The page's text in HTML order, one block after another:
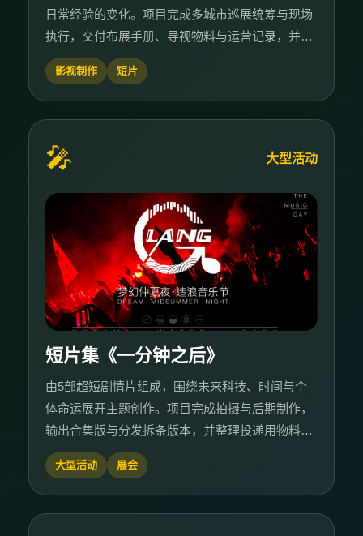
日常经验的变化。项目完成多城市巡展统筹与现场
执行，交付布展手册、导视物料与运营记录，并形
成可复用的巡展执行方案。
影视制作 短片
🎤 大型活动
短片集《一分钟之后》
由5部超短剧情片组成，围绕未来科技、时间与个
体命运展开主题创作。项目完成拍摄与后期制作，
输出合集版与分发拆条版本，并整理投递用物料包
与上映素材。
大型活动 展会